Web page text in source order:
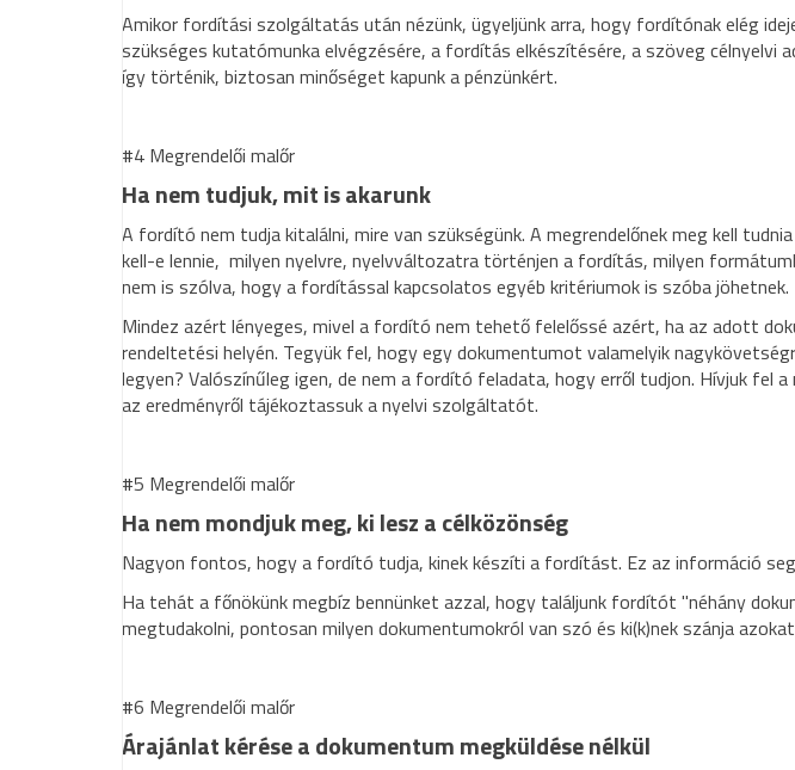
Amikor fordítási szolgáltatás után nézünk, ügyeljünk arra, hogy fordítónak elég
szükséges kutatómunka elvégzésére, a fordítás elkészítésére, a szöveg célnyelvi
így történik, biztosan minőséget kapunk a pénzünkért.
#4 Megrendelői malőr
Ha nem tudjuk, mit is akarunk
A fordító nem tudja kitalálni, mire van szükségünk. A megrendelőnek meg kell
kell-e lennie, milyen nyelvre, nyelvváltozatra történjen a fordítás, milyen
nem is szólva, hogy a fordítással kapcsolatos egyéb kritériumok is szóba jöhetnek.
Mindez azért lényeges, mivel a fordító nem tehető felelőssé azért, ha az adott
rendeltetési helyén. Tegyük fel, hogy egy dokumentumot valamelyik
legyen? Valószínűleg igen, de nem a fordító feladata, hogy erről tudjon. Hívjuk fel
az eredményről tájékoztassuk a nyelvi szolgáltatót.
#5 Megrendelői malőr
Ha nem mondjuk meg, ki lesz a célközönség
Nagyon fontos, hogy a fordító tudja, kinek készíti a fordítást. Ez az információ
Ha tehát a főnökünk megbíz bennünket azzal, hogy találjunk fordítót "néhány
megtudakolni, pontosan milyen dokumentumokról van szó és ki(k)nek szánja
#6 Megrendelői malőr
Árajánlat kérése a dokumentum megküldése nélkül